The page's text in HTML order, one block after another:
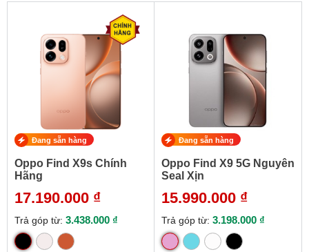
Oppo Find X9s Chính
Hãng
17.190.000 ₫
Trả góp từ: 3.438.000 ₫
Đang sẵn hàng
Oppo Find X9 5G Nguyên
Seal Xịn
15.990.000 ₫
Trả góp từ: 3.198.000 ₫
Đang sẵn hàng